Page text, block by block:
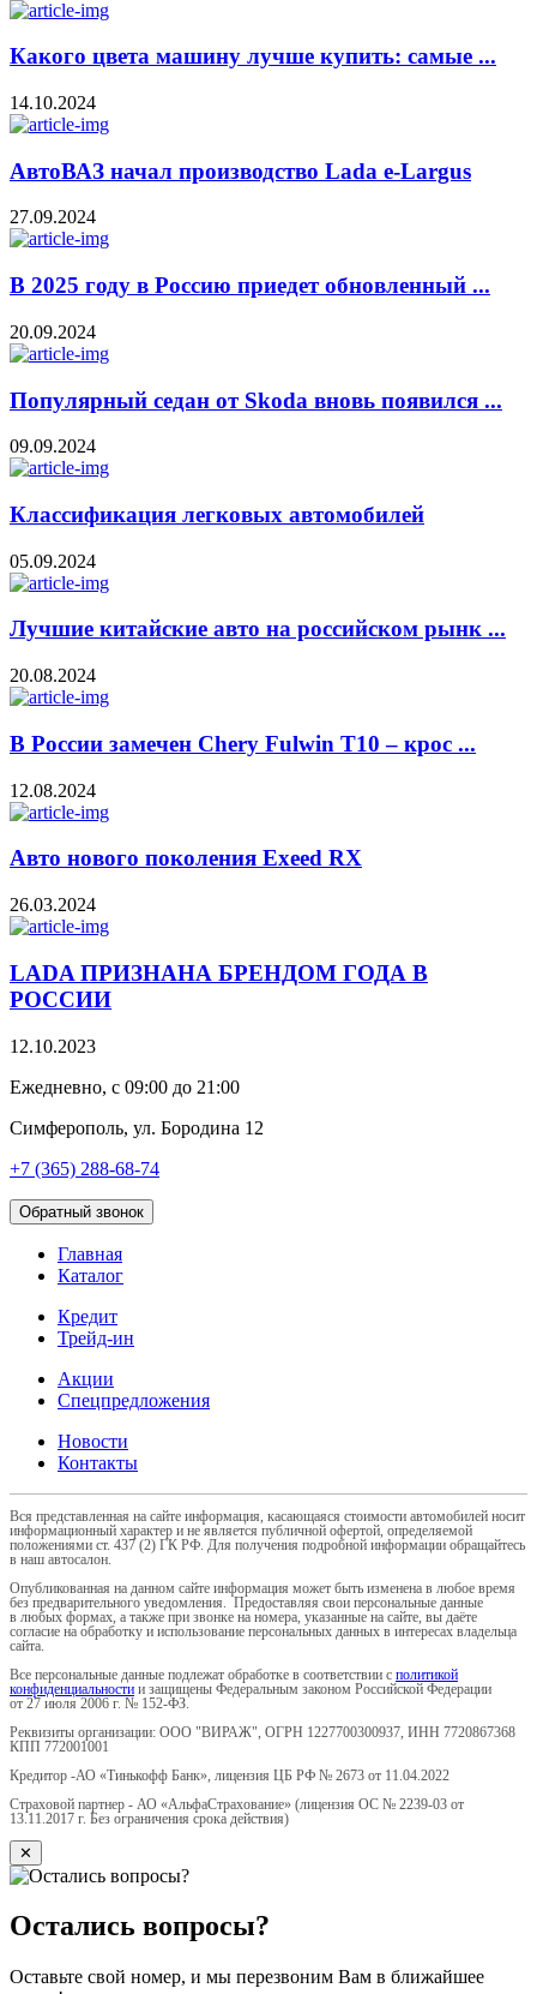
Какого цвета машину лучше купить: самые ...
14.10.2024
АвтоВАЗ начал производство Lada e-Largus
27.09.2024
В 2025 году в Россию приедет обновленный ...
20.09.2024
Популярный седан от Skoda вновь появился ...
09.09.2024
Классификация легковых автомобилей
05.09.2024
Лучшие китайские авто на российском рынк ...
20.08.2024
В России замечен Chery Fulwin T10 – крос ...
12.08.2024
Авто нового поколения Exeed RX
26.03.2024
LADA ПРИЗНАНА БРЕНДОМ ГОДА В
РОССИИ
12.10.2023
Ежедневно, с 09:00 до 21:00
Симферополь, ул. Бородина 12
+7 (365) 288-68-74
Обратный звонок
Главная
Каталог
Кредит
Трейд-ин
Акции
Спецпредложения
Новости
Контакты
Вся представленная на сайте информация, касающаяся стоимости автомобилей носит
информационный характер и не является публичной офертой, определяемой
положениями ст. 437 (2) ГК РФ. Для получения подробной информации обращайтесь
в наш автосалон.
Опубликованная на данном сайте информация может быть изменена в любое время
без предварительного уведомления. Предоставляя свои персональные данные
в любых формах, а также при звонке на номера, указанные на сайте, вы даёте
согласие на обработку и использование персональных данных в интересах владельца
сайта.
Все персональные данные подлежат обработке в соответствии с политикой
конфиденциальности и защищены Федеральным законом Российской Федерации
от 27 июля 2006 г. № 152-ФЗ.
Реквизиты организации: ООО "ВИРАЖ", ОГРН 1227700300937, ИНН 7720867368
КПП 772001001
Кредитор -АО «Тинькофф Банк», лицензия ЦБ РФ № 2673 от 11.04.2022
Страховой партнер - АО «АльфаСтрахование» (лицензия ОС № 2239-03 от
13.11.2017 г. Без ограничения срока действия)
✕
Остались вопросы?
Оставьте свой номер, и мы перезвоним Вам в ближайшее